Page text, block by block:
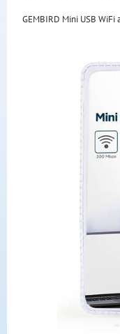
GEMBIRD Mini USB WiFi